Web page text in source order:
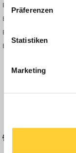
Präferenzen
Statistiken
Marketing
Bauforum24 TV
BF24 Mediathek
BF24 Fotostrecken
Bauforum Shop